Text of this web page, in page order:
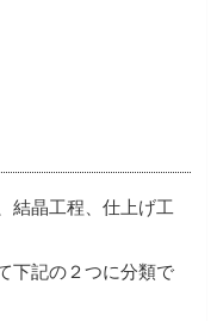
結晶工程、仕上げ工
下記の２つに分類で